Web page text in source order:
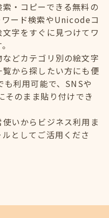
・コピーできる無料の
ード検索やUnicodeコ
字をすぐに見つけてワ
どカテゴリ別の絵文字
から探したい方にも便
も利用可能で、SNSや
そのまま貼り付けでき
いからビジネス利用ま
としてご活用くださ